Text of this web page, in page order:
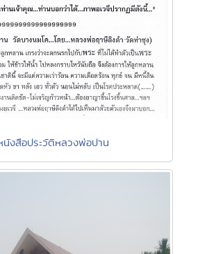
งสือประวัติหลวงพ่อปาน